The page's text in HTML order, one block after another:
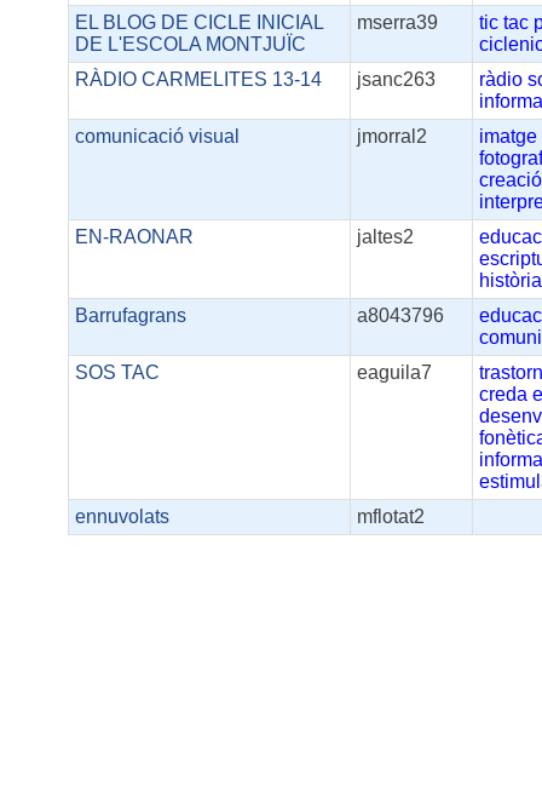
EL BLOG DE CICLE INICIAL
DE L'ESCOLA MONTJUÏC
mserra39 tic tac
RÀDIO CARMELITES 13-14
jsanc263 ràdio
comunicació visual
jmorral2
imatge
creació
EN-RAONAR
jaltes2
història
Barrufagrans
a8043796
SOS TAC
eaguila7
creda
ennuvolats
mflotat2